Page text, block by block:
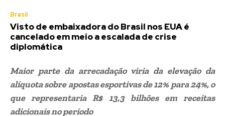
Brasil
Visto de embaixadora do Brasil nos EUA é
cancelado em meio a escalada de crise
diplomática
Maior parte da arrecadação viria da elevação da
alíquota sobre apostas esportivas de 12% para 24%, o
que representaria R$ 13,3 bilhões em receitas
adicionais no período